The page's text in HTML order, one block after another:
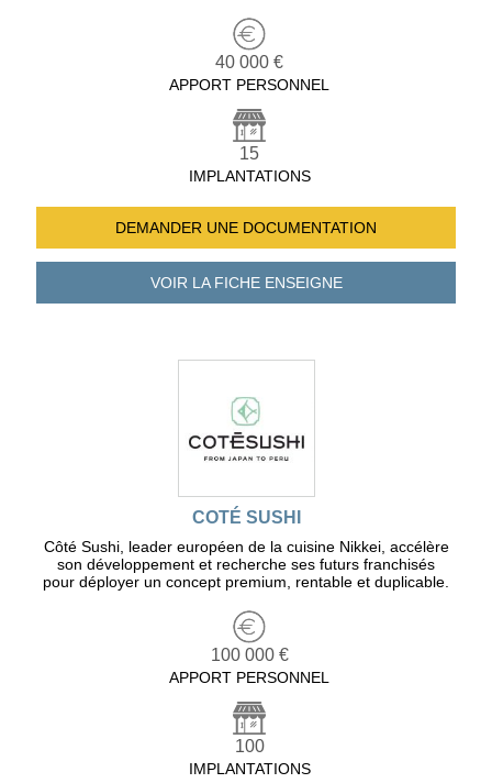
40 000 €
APPORT PERSONNEL
15
IMPLANTATIONS
DEMANDER UNE DOCUMENTATION
VOIR LA FICHEENSEIGNE
COTÉ SUSHI
Côté Sushi, leader européen de la cuisine Nikkei, accélère
son développement et recherche ses futurs franchisés
pour déployer un concept premium, rentable et duplicable.
100 000 €
APPORT PERSONNEL
100
IMPLANTATIONS